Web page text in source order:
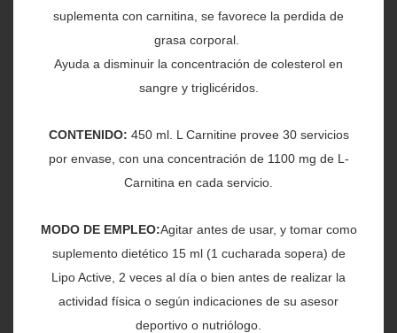
suplementa con carnitina, se favorece la perdida de
grasa corporal.
Ayuda a disminuir la concentración de colesterol en
sangre y triglicéridos.
CONTENIDO: 450 ml. L Carnitine provee 30 servicios
por envase, con una concentración de 1100 mg de L-
Carnitina en cada servicio.
MODO DE EMPLEO:Agitar antes de usar, y tomar como
suplemento dietético 15 ml (1 cucharada sopera) de
Lipo Active, 2 veces al día o bien antes de realizar la
actividad física o según indicaciones de su asesor
deportivo o nutriólogo.